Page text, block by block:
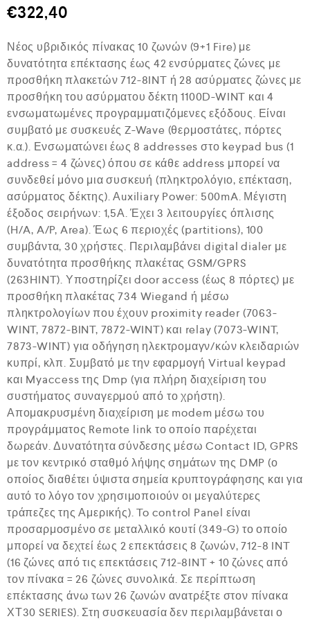
μ
ο
γ
ή
θ
η
κ
ε
μ
ε
α
π
ό
5
€322,40
Νέος υβριδικός πίνακας 10 ζωνών (9+1 Fire) με
δυνατότητα επέκτασης έως 42 ενσύρματες ζώνες με
προσθήκη πλακετών 712-8INT ή 28 ασύρματες ζώνες με
προσθήκη του ασύρματου δέκτη 1100D-WINT και 4
ενσωματωμένες προγραμματιζόμενες εξόδους. Είναι
συμβατό με συσκευές Z-Wave (θερμοστάτες, πόρτες
κ.α.). Ενσωματώνει έως 8 addresses στο keypad bus (1
address = 4 ζώνες) όπου σε κάθε address μπορεί να
συνδεθεί μόνο μια συσκευή (πληκτρολόγιο, επέκταση,
ασύρματος δέκτης). Αuxiliary Power: 500mA. Μέγιστη
έξοδος σειρήνων: 1,5Α. Έχει 3 λειτουργίες όπλισης
(H/A, A/P, Area). Έως 6 περιοχές (partitions), 100
συμβάντα, 30 χρήστες. Περιλαμβάνει digital dialer με
δυνατότητα προσθήκης πλακέτας GSM/GPRS
(263HINT). Υποστηρίζει door access (έως 8 πόρτες) με
προσθήκη πλακέτας 734 Wiegand ή μέσω
πληκτρολογίων που έχουν proximity reader (7063-
WINT, 7872-BINT, 7872-WINT) και relay (7073-WINT,
7873-WINT) για οδήγηση ηλεκτρομαγν/κών κλειδαριών
κυπρί, κλπ. Συμβατό με την εφαρμογή Virtual keypad
και Myaccess της Dmp (για πλήρη διαχείριση του
συστήματος συναγερμού από το χρήστη).
Απομακρυσμένη διαχείριση με modem μέσω του
προγράμματος Remote link το οποίο παρέχεται
δωρεάν. Δυνατότητα σύνδεσης μέσω Contact ID, GPRS
με τον κεντρικό σταθμό λήψης σημάτων της DMP (ο
οποίος διαθέτει ύψιστα σημεία κρυπτογράφησης και για
αυτό το λόγο τον χρησιμοποιούν οι μεγαλύτερες
τράπεζες της Αμερικής). To control Panel είναι
προσαρμοσμένο σε μεταλλικό κουτί (349-G) το οποίο
μπορεί να δεχτεί έως 2 επεκτάσεις 8 ζωνών, 712-8 INT
(16 ζώνες από τις επεκτάσεις 712-8INT + 10 ζώνες από
τον πίνακα = 26 ζώνες συνολικά. Σε περίπτωση
επέκτασης άνω των 26 ζωνών ανατρέξτε στον πίνακα
ΧΤ30 SERIES). Στη συσκευασία δεν περιλαμβάνεται ο